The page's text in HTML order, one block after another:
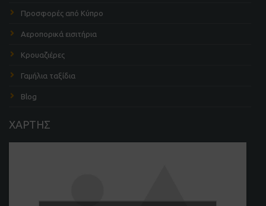
Προσφορές από Κύπρο
Αεροπορικά εισιτήρια
Κρουαζιέρες
Γαμήλια ταξίδια
Blog
ΧΑΡΤΗΣ